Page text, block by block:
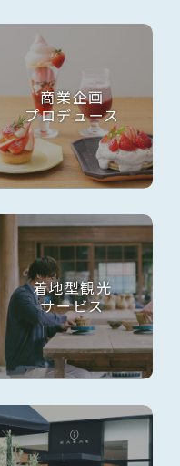
商業企画
プロデュース
着地型観光
サービス